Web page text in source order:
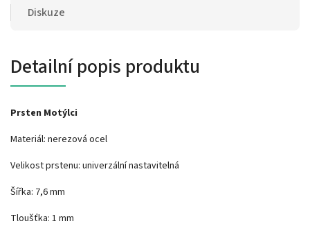
Diskuze
Detailní popis produktu
Prsten Motýlci
Materiál: nerezová ocel
Velikost prstenu: univerzální nastavitelná
Šířka: 7,6 mm
Tloušťka: 1 mm